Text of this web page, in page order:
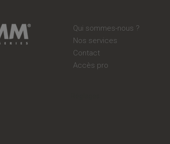
Qui sommes-nous ?
Nos services
Contact
Accès pro